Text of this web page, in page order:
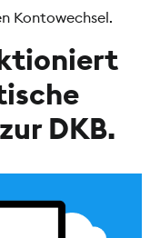
Kontowechsel.
DKB.